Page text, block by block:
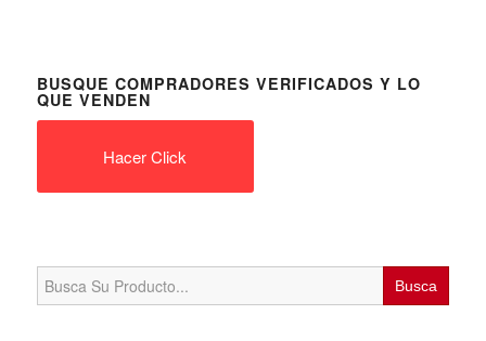
BUSQUE COMPRADORES VERIFICADOS Y LO
QUE VENDEN
Hacer Click
Search
for: